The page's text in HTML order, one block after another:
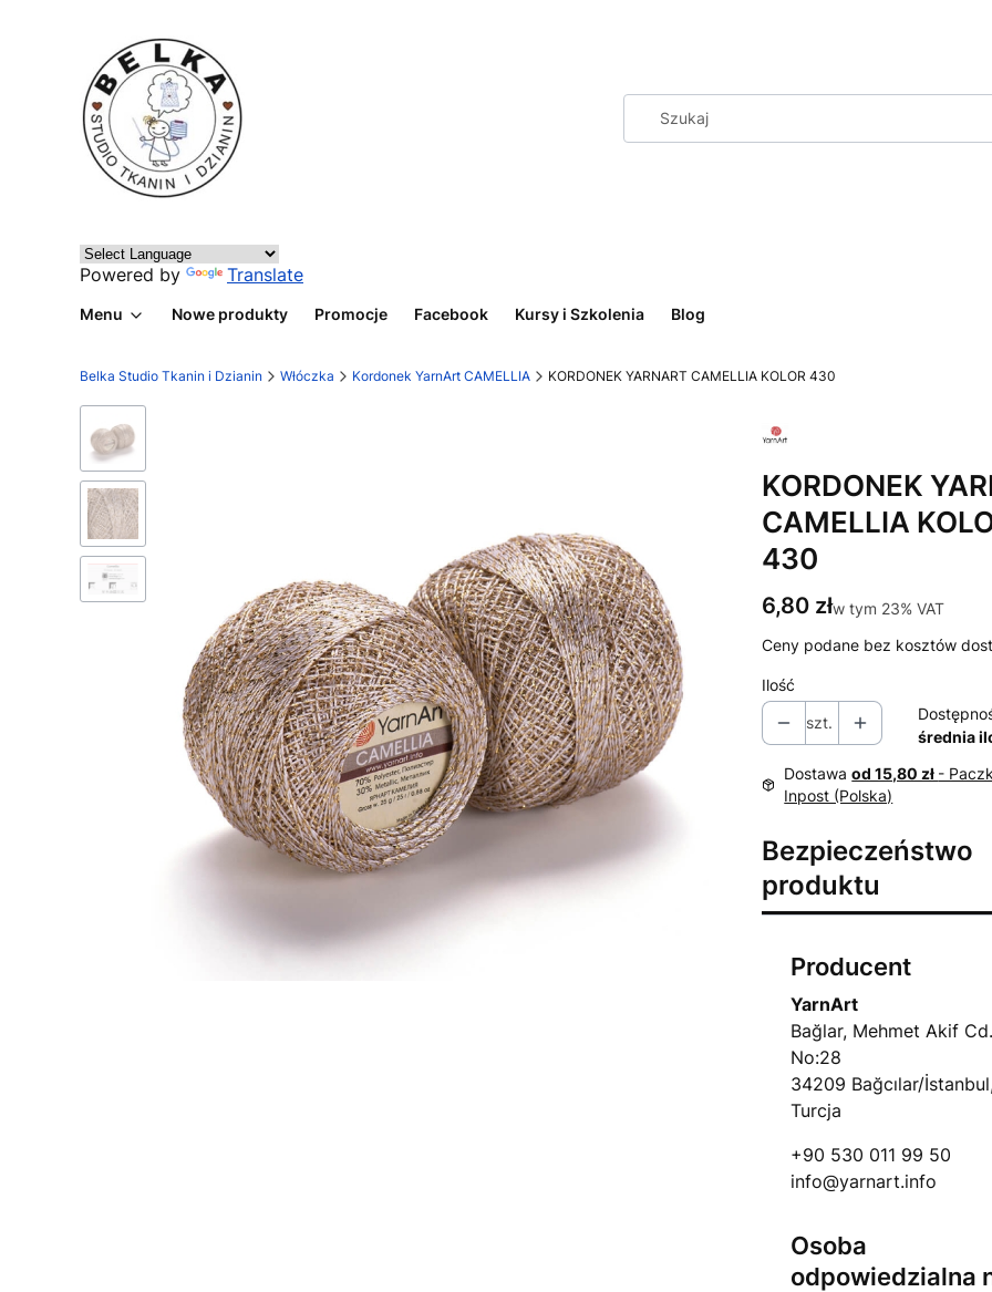
Powered by Translate
Menu Nowe produkty Promocje Facebook Kursy i Szkolenia Blog
Belka Studio Tkanin i Dzianin Włóczka Kordonek YarnArt CAMELLIA KORDONEK YARNART CAMELLIA KOLOR 430
KORDONEK
CAMELLIA
430
Cena
6,80 złw tym 23% VAT
w tym 23% VAT
Ceny podane bez kosztów
Ilość
szt.
średnia
Dostawaod 15,80 zł -
Inpost (Polska)
Bezpieczeństwo
produktu
Producent
YarnArt
Bağlar, Mehmet Akif Cd.
No:28
34209 Bağcılar/
Turcja
+90 530 011 99 50
info@yarnart.info
Osoba
odpowiedzialna